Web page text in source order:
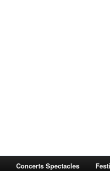
Concerts Spectacles